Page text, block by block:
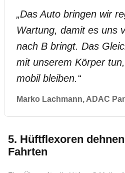
„Das Auto bringen wir
Wartung, damit es uns
nach B bringt. Das
mit unserem Körper
mobil bleiben.“
Marko Lachmann, ADAC
5. Hüftflexoren
Fahrten